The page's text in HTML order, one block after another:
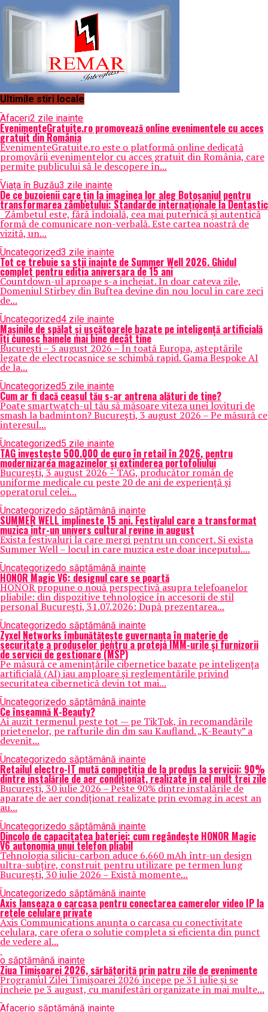
Ultimile stiri locale
Afaceri2 zile inainte
EvenimenteGratuite.ro promovează online evenimentele cu acces
gratuit din România
EvenimenteGratuite.ro este o platformă online dedicată
promovării evenimentelor cu acces gratuit din România, care
permite publicului să le descopere în...
Viața în Buzău3 zile inainte
De ce buzoienii care țin la imaginea lor aleg Botoșaniul pentru
transformarea zâmbetului: Standarde internaționale la Dentastic
Zâmbetul este, fără îndoială, cea mai puternică și autentică
formă de comunicare non-verbală. Este cartea noastră de
vizită, un...
Uncategorized3 zile inainte
Tot ce trebuie sa stii inainte de Summer Well 2026. Ghidul
complet pentru editia aniversara de 15 ani
Countdown-ul aproape s-a incheiat. In doar cateva zile,
Domeniul Stirbey din Buftea devine din nou locul in care zeci
de...
Uncategorized4 zile inainte
Mașinile de spălat și uscătoarele bazate pe inteligență artificială
îți cunosc hainele mai bine decât tine
București – 5 august 2026 – În toată Europa, așteptările
legate de electrocasnice se schimbă rapid. Gama Bespoke AI
de la...
Uncategorized5 zile inainte
Cum ar fi dacă ceasul tău s-ar antrena alături de tine?
Poate smartwatch-ul tău să măsoare viteza unei lovituri de
smash la badminton? București, 3 august 2026 – Pe măsură ce
interesul...
Uncategorized5 zile inainte
TAG investește 500.000 de euro în retail în 2026, pentru
modernizarea magazinelor și extinderea portofoliului
București, 3 august 2026 – TAG, producător român de
uniforme medicale cu peste 20 de ani de experiență și
operatorul celei...
Uncategorizedo săptămână inainte
SUMMER WELL implineste 15 ani. Festivalul care a transformat
muzica intr-un univers cultural revine in august
Exista festivaluri la care mergi pentru un concert. Si exista
Summer Well – locul in care muzica este doar inceputul....
Uncategorizedo săptămână inainte
HONOR Magic V6: designul care se poartă
HONOR propune o nouă perspectivă asupra telefoanelor
pliabile: din dispozitive tehnologice în accesorii de stil
personal București, 31.07.2026: După prezentarea...
Uncategorizedo săptămână inainte
Zyxel Networks îmbunătățește guvernanța în materie de
securitate a produselor pentru a proteja IMM-urile și furnizorii
de servicii de gestionare (MSP)
Pe măsură ce amenințările cibernetice bazate pe inteligența
artificială (AI) iau amploare și reglementările privind
securitatea cibernetică devin tot mai...
Uncategorizedo săptămână inainte
Ce înseamnă K-Beauty?
Ai auzit termenul peste tot — pe TikTok, în recomandările
prietenelor, pe rafturile din dm sau Kaufland. „K-Beauty” a
devenit...
Uncategorizedo săptămână inainte
Retailul electro-IT mută competiția de la produs la servicii: 90%
dintre instalările de aer condiționat, realizate în cel mult trei zile
București, 30 iulie 2026 – Peste 90% dintre instalările de
aparate de aer condiționat realizate prin evomag în acest an
au...
Uncategorizedo săptămână inainte
Dincolo de capacitatea bateriei: cum regândește HONOR Magic
V6 autonomia unui telefon pliabil
Tehnologia siliciu-carbon aduce 6.660 mAh într-un design
ultra-subțire, construit pentru utilizare pe termen lung
București, 30 iulie 2026 – Există momente...
Uncategorizedo săptămână inainte
Axis lanseaza o carcasa pentru conectarea camerelor video IP la
retele celulare private
Axis Communications anunta o carcasa cu conectivitate
celulara, care ofera o solutie completa si eficienta din punct
de vedere al...
o săptămână inainte
Ziua Timișoarei 2026, sărbătorită prin patru zile de evenimente
Programul Zilei Timișoarei 2026 începe pe 31 iulie și se
încheie pe 3 august, cu manifestări organizate în mai multe...
Afacerio săptămână inainte